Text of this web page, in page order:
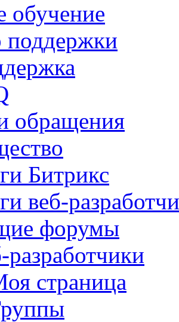
обучение
поддержки
обращения
Битрикс
веб-
форумы
разработчики
страница